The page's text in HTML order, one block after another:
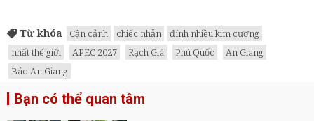
Từ khóa Cận cảnh chiếc nhẫn
đính nhiều kim cương
nhất thế giới
APEC 2027 Rạch Giá Phú Quốc
An Giang
Báo An Giang
Bạn có thể quan tâm